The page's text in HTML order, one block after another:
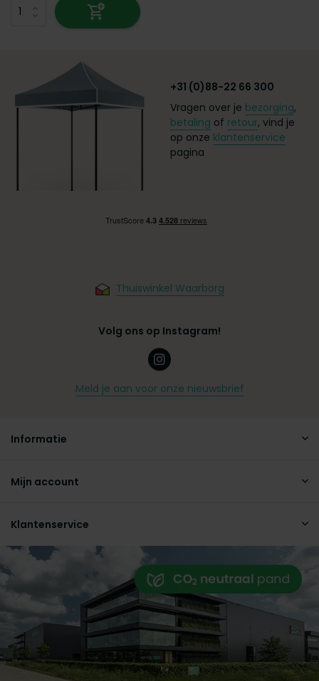
+31 (0)88-22 66 300
Vragen over je bezorging,
betaling of retour, vind je
op onze klantenservice
pagina
Thuiswinkel Waarborg
Volg ons op Instagram!
Meld je aan voor onze nieuwsbrief
Informatie
Mijn account
Klantenservice